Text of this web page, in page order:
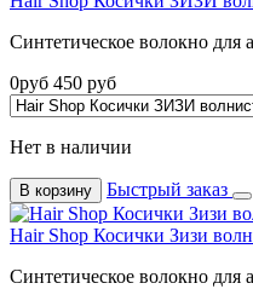
Синтетическое волокно для
0руб 450 руб
Нет в наличии
В корзину Быстрый заказ
Hair Shop Косички Зизи
Синтетическое волокно для